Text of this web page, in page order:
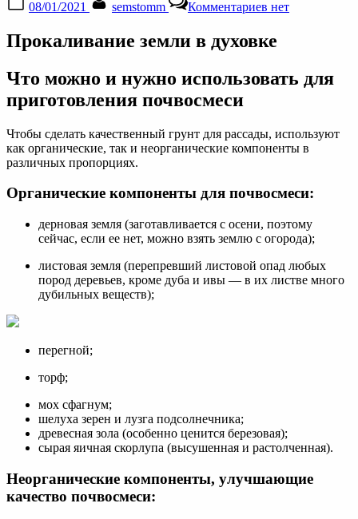
on
08/01/2021 semstomm Комментариевзаписи
прокалить
цветов
нет
Прокаливание земли в духовке
Что можно и нужно использовать для
приготовления почвосмеси
Чтобы сделать качественный грунт для рассады, используют
как органические, так и неорганические компоненты в
различных пропорциях.
Органические компоненты для почвосмеси:
дерновая земля (заготавливается с осени, поэтому
сейчас, если ее нет, можно взять землю с огорода);
листовая земля (перепревший листовой опад любых
пород деревьев, кроме дуба и ивы — в их листве много
дубильных веществ);
перегной;
торф;
мох сфагнум;
шелуха зерен и лузга подсолнечника;
древесная зола (особенно ценится березовая);
сырая яичная скорлупа (высушенная и растолченная).
Неорганические компоненты, улучшающие
качество почвосмеси: